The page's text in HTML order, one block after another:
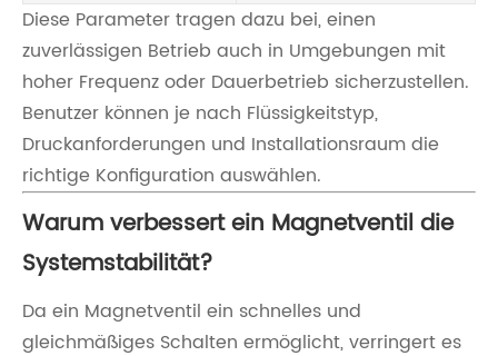
Diese Parameter tragen dazu bei, einen
zuverlässigen Betrieb auch in Umgebungen mit
hoher Frequenz oder Dauerbetrieb sicherzustellen.
Benutzer können je nach Flüssigkeitstyp,
Druckanforderungen und Installationsraum die
richtige Konfiguration auswählen.
Warum verbessert ein Magnetventil die
Systemstabilität?
Da ein Magnetventil ein schnelles und
gleichmäßiges Schalten ermöglicht, verringert es